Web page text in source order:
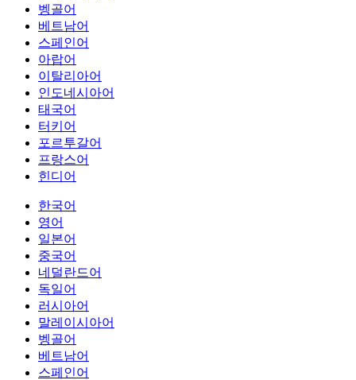
벵골어
베트남어
스페인어
아랍어
이탈리아어
인도네시아어
태국어
터키어
포르투갈어
프랑스어
힌디어
한국어
영어
일본어
중국어
네덜란드어
독일어
러시아어
말레이시아어
벵골어
베트남어
스페인어